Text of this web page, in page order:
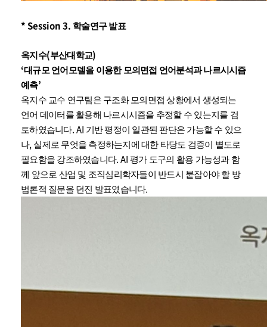
* Session 3. 학술연구 발표
옥지수(부산대학교)
‘대규모 언어모델을 이용한 모의면접 언어분석과 나르시시즘
예측’
옥지수 교수 연구팀은 구조화 모의면접 상황에서 생성되는
언어 데이터를 활용해 나르시시즘을 추정할 수 있는지를 검
토하였습니다.AI 기반 평정이 일관된 판단은 가능할 수 있으
나, 실제로 무엇을 측정하는지에 대한 타당도 검증이 별도로
필요함을 강조하였습니다.AI 평가 도구의 활용 가능성과 함
께 앞으로 산업 및 조직심리학자들이 반드시 붙잡아야 할 방
법론적 질문을 던진 발표였습니다.